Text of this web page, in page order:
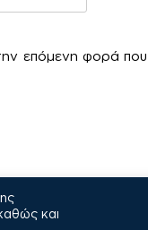
επόμενη φορά που
και